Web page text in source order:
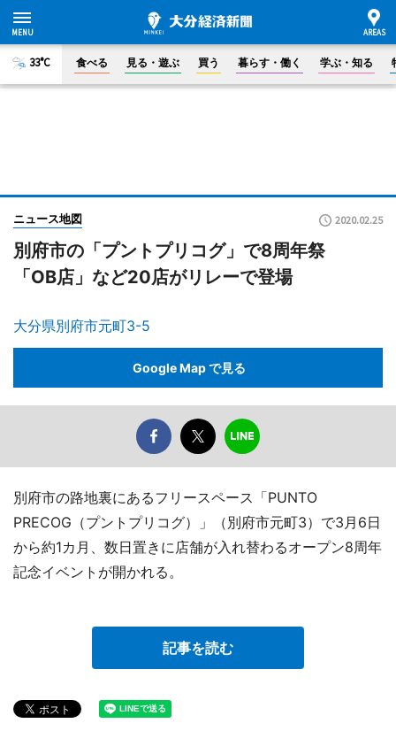
33°C 食べる 見る・遊ぶ 買う 暮らす・働く 学ぶ・知る
ニュース地図 2020.02.25
別府市の「プントプリコグ」で8周年祭
「OB店」など20店がリレーで登場
大分県別府市元町3-5
Google Map で見る
別府市の路地裏にあるフリースペース「PUNTO
PRECOG（プントプリコグ）」（別府市元町3）で3月6日
から約1カ月、数日置きに店舗が入れ替わるオープン8周年
記念イベントが開かれる。
記事を読む